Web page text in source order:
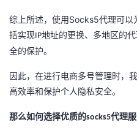
我
课
的
我
的
术
支
我
云
声
综上所述，使用 Socks5代理可以
括实现IP地址的更换、多地区的
全的保护。
因此，在进行电商多号管理时，
高效率和保护个人隐私安全。
那么如何选择优质的socks5代理